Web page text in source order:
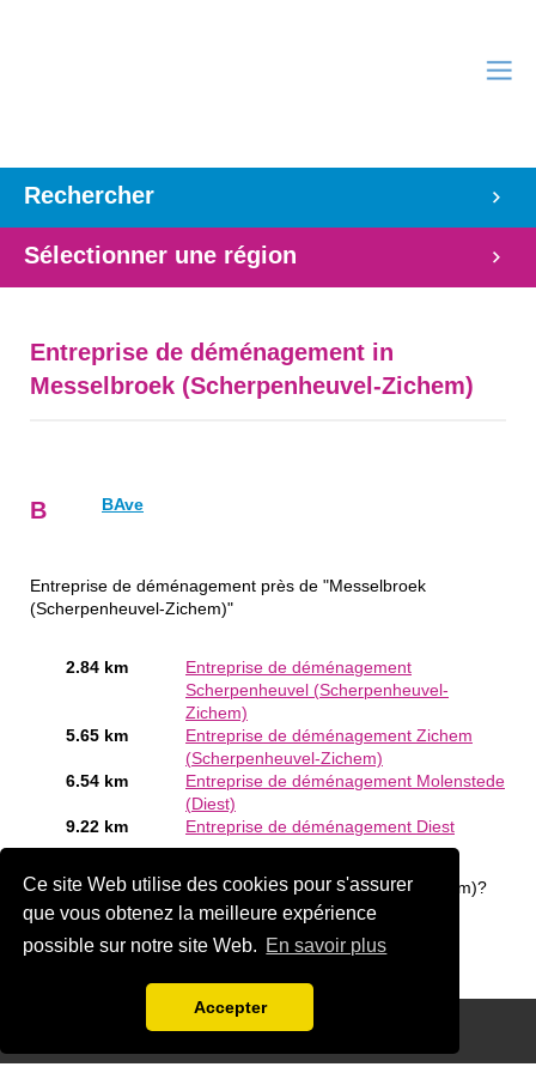
Ce site Web utilise des cookies pour s'assurer
que vous obtenez la meilleure expérience
possible sur notre site Web. En savoir plus
Accepter
Rechercher
Sélectionner une région
Entreprise de déménagement in
Messelbroek (Scherpenheuvel-Zichem)
B BAve
Entreprise de déménagement près de "Messelbroek
(Scherpenheuvel-Zichem)"
2.84 km
Entreprise de déménagement
Scherpenheuvel (Scherpenheuvel-
Zichem)
5.65 km
Entreprise de déménagement Zichem
(Scherpenheuvel-Zichem)
6.54 km
Entreprise de déménagement Molenstede
(Diest)
9.22 km
Entreprise de déménagement Diest
déménagement en Messelbroek (Scherpenheuvel-Zichem)?
Ajouter une société gratuitement